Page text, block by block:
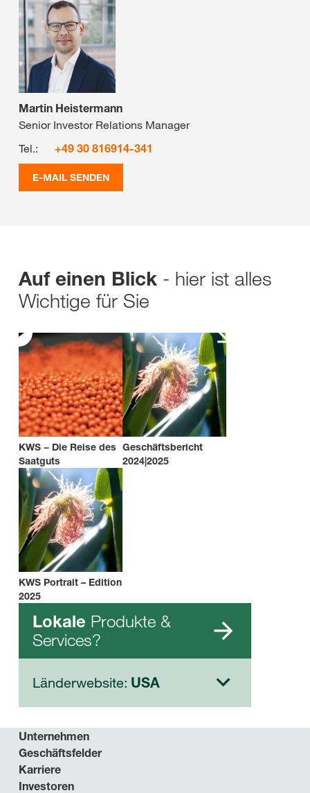
Martin Heistermann
Senior Investor Relations Manager
Tel.:
+49 30 816914-341
E-MAIL SENDEN
Auf einen Blick - hier ist alles
Wichtige für Sie
KWS − Die Reise des
Saatguts
Geschäftsbericht
2024|2025
KWS Portrait – Edition
2025
Lokale Produkte &
Services?
Länderwebsite: USA
Unternehmen
Geschäftsfelder
Karriere
Investoren